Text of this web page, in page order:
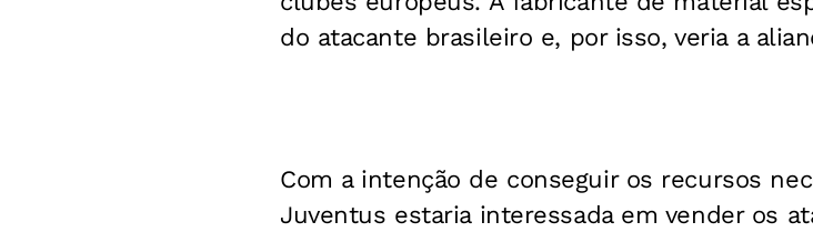
do atacante brasileiro e, por isso, veria a
Com a intenção de conseguir os recursos
Juventus estaria interessada em vender os